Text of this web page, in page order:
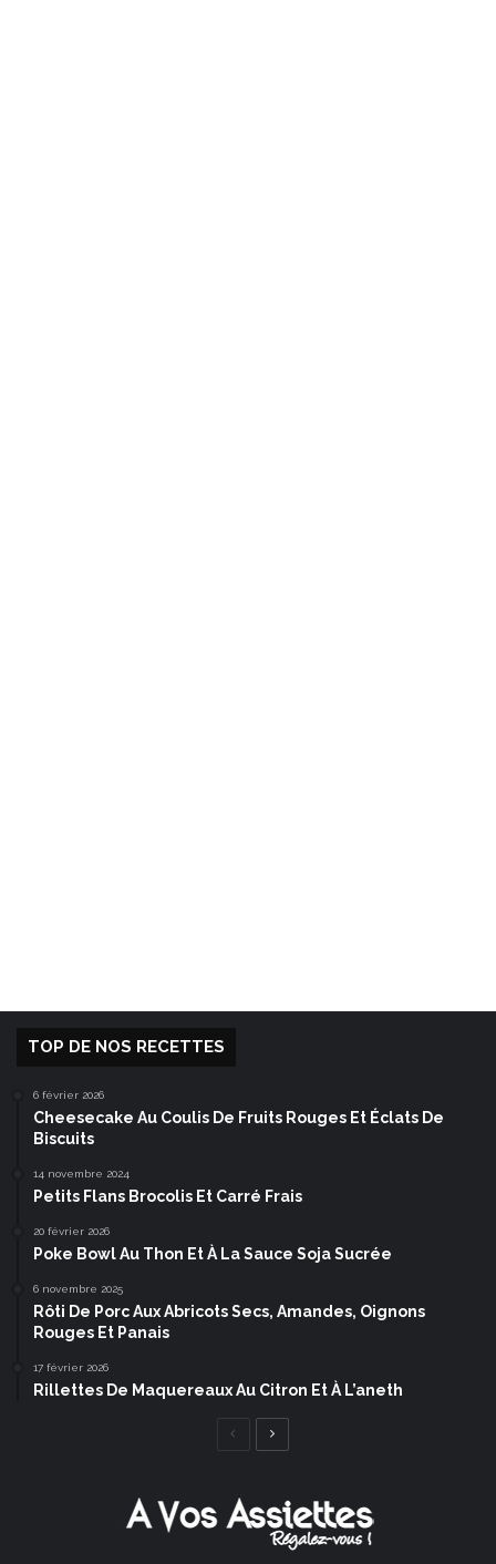
TOP DE NOS RECETTES
6 février 2026
Cheesecake Au Coulis De Fruits Rouges Et Éclats De
Biscuits
14 novembre 2024
Petits Flans Brocolis Et Carré Frais
20 février 2026
Poke Bowl Au Thon Et À La Sauce Soja Sucrée
6 novembre 2025
Rôti De Porc Aux Abricots Secs, Amandes, Oignons
Rouges Et Panais
17 février 2026
Rillettes De Maquereaux Au Citron Et À L’aneth
Page